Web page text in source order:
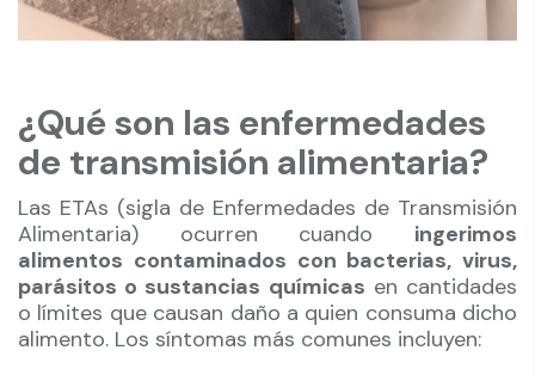
¿Qué son las enfermedades
de transmisión alimentaria?
Las ETAs (sigla de Enfermedades de Transmisión
Alimentaria) ocurren cuando ingerimos
alimentos contaminados con bacterias, virus,
parásitos o sustancias químicas en cantidades
o límites que causan daño a quien consuma dicho
alimento. Los síntomas más comunes incluyen: